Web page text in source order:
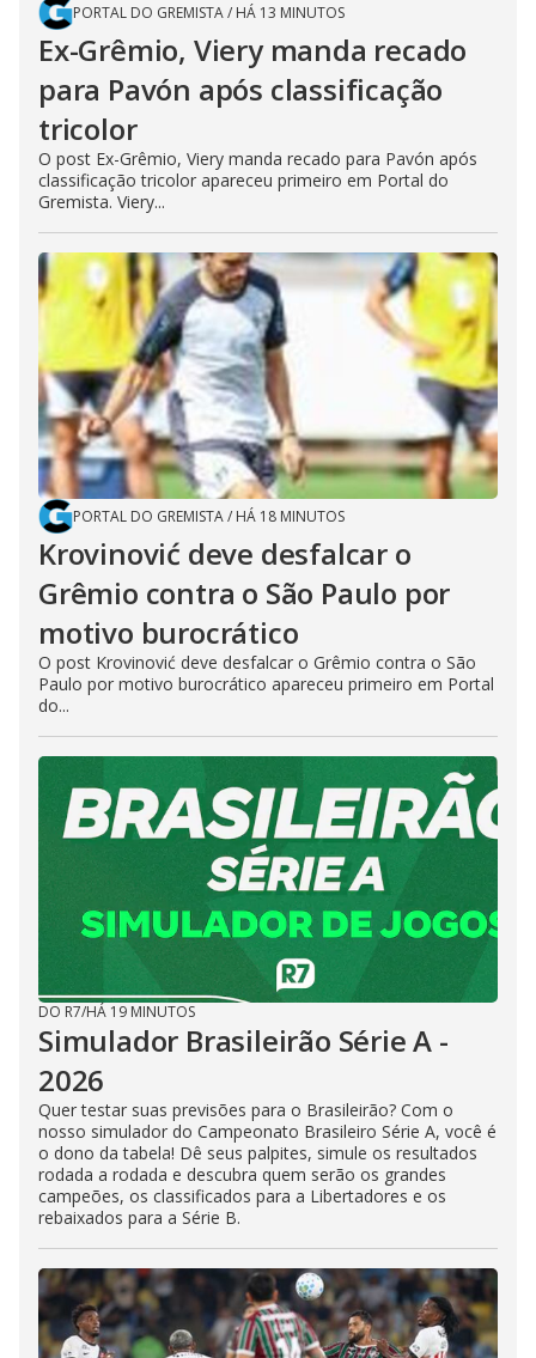
PORTAL DO GREMISTA/ HÁ 13 MINUTOS
Ex-Grêmio, Viery manda recado
para Pavón após classificação
tricolor
O post Ex-Grêmio, Viery manda recado para Pavón após
classificação tricolor apareceu primeiro em Portal do
Gremista. Viery...
PORTAL DO GREMISTA/ HÁ 18 MINUTOS
Krovinović deve desfalcar o
Grêmio contra o São Paulo por
motivo burocrático
O post Krovinović deve desfalcar o Grêmio contra o São
Paulo por motivo burocrático apareceu primeiro em Portal
do...
DO R7/HÁ 19 MINUTOS
Simulador Brasileirão Série A -
2026
Quer testar suas previsões para o Brasileirão? Com o
nosso simulador do Campeonato Brasileiro Série A, você é
o dono da tabela! Dê seus palpites, simule os resultados
rodada a rodada e descubra quem serão os grandes
campeões, os classificados para a Libertadores e os
rebaixados para a Série B.